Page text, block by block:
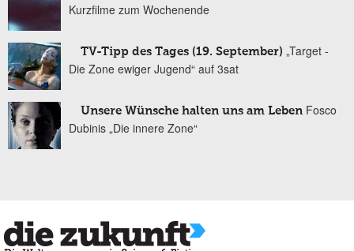
Kurzfilme zum Wochenende
TV-Tipp des Tages (19. September) „Target -
Die Zone ewiger Jugend“ auf 3sat
Unsere Wünsche halten uns am Leben Fosco
Dubinis „Die innere Zone“